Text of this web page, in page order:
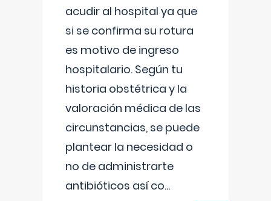
acudir al hospital ya que
si se confirma su rotura
es motivo de ingreso
hospitalario. Según tu
historia obstétrica y la
valoración médica de las
circunstancias, se puede
plantear la necesidad o
no de administrarte
antibióticos así co...